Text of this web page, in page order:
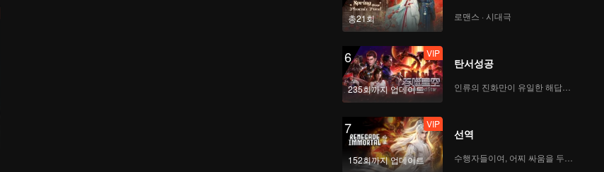
총21회 로맨스 · 시대극
6
235회까지 업데이트
VIP
탄서성공
인류의 진화만이 유일한 해답이다
7
152회까지 업데이트
VIP
선역